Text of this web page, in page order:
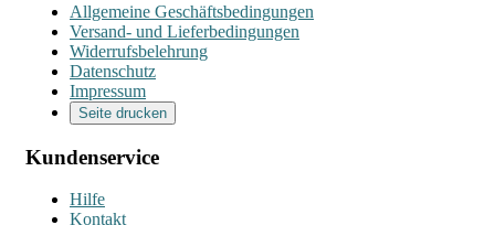
Allgemeine Geschäftsbedingungen
Versand- und Lieferbedingungen
Widerrufsbelehrung
Datenschutz
Impressum
Seite drucken
Kundenservice
Hilfe
Kontakt